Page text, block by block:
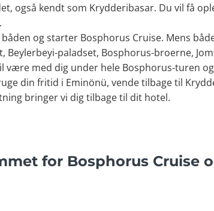
også kendt som Krydderibasar. Du vil få
og starter Bosphorus Cruise. Mens
Beylerbeyi-paladset, Bosphorus-broerne,
være med dig under hele Bosphorus-turen
din fritid i Eminönü, vende tilbage til
bringer vi dig tilbage til dit hotel.
for Bosphorus Cruise